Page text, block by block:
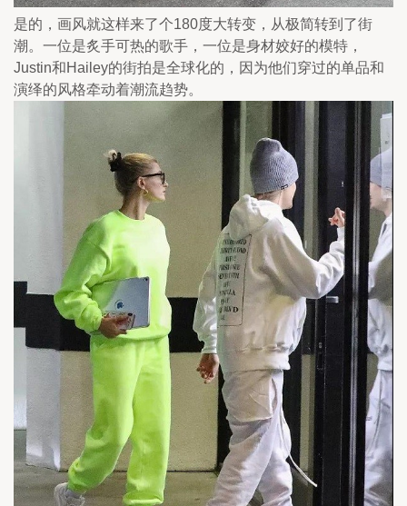
是的，画风就这样来了个180度大转变，从极简转到了街
潮。一位是炙手可热的歌手，一位是身材姣好的模特，
Justin和Hailey的街拍是全球化的，因为他们穿过的单品和
演绎的风格牵动着潮流趋势。